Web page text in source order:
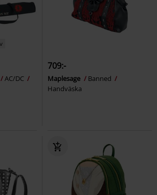
AC/DC
709:-
Maplesage
Banned
Handväska